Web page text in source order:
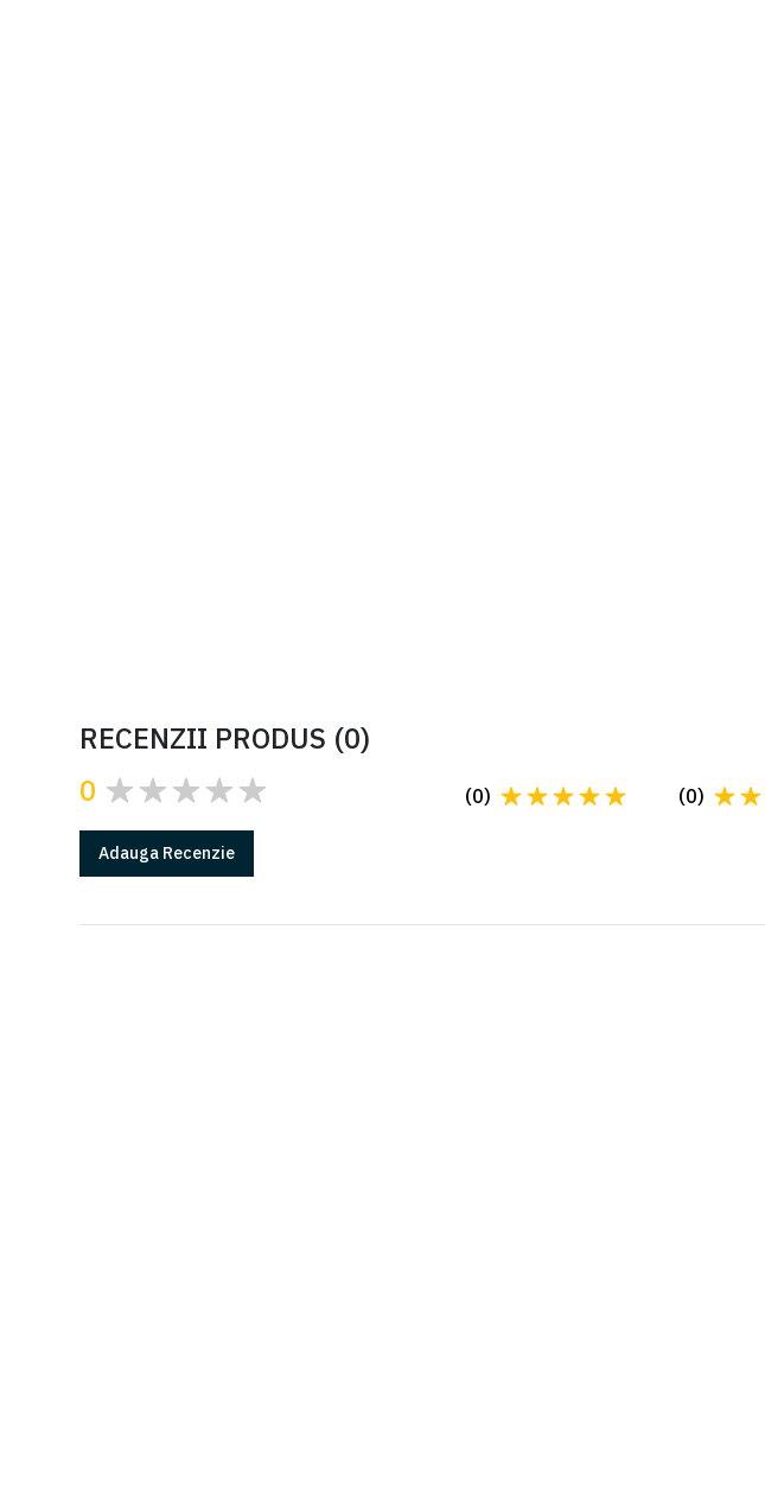
RECENZII PRODUS (0)
0
Adauga Recenzie
(0)
(0)